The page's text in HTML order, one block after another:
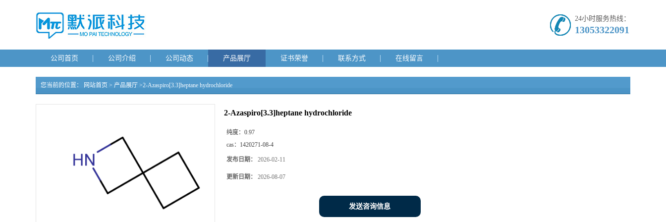
24小时服务热线：
13053322091
公司首页 公司介绍 公司动态 产品展厅 证书荣誉 联系方式 在线留言
您当前的位置： 网站首页 > 产品展厅 >2-Azaspiro[3.3]heptane hydrochloride
2-Azaspiro[3.3]heptane hydrochloride
纯度： 0.97
cas： 1420271-08-4
发布日期： 2026-02-11
更新日期： 2026-08-07
发送咨询信息